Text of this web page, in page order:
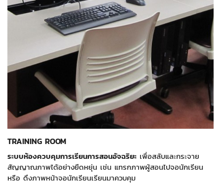
TRAINING ROOM
ระบบห้องควบคุมการเรียนการสอนอัจฉริยะ เพื่อสลับและกระจาย
สัญญาณภาพได้อย่างยืดหยุ่น เช่น แทรกภาพผู้สอนไปจอนักเรียน
หรือ ดึงภาพหน้าจอนักเรียนเรียนมาควบคุม